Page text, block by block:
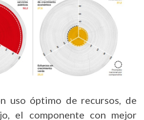
uso óptimo de recursos, de
el componente con mejor